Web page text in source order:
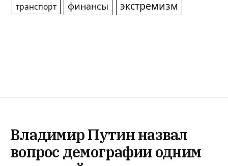
транспорт финансы экстремизм
Владимир Путин назвал
вопрос демографии одним